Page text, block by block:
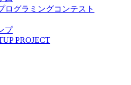
ログラミングコンテスト
プ
PROJECT